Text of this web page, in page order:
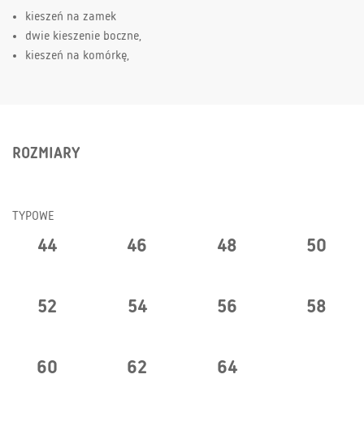
kieszeń na zamek
dwie kieszenie boczne,
kieszeń na komórkę,
ROZMIARY
TYPOWE
44 46 48 50
52 54 56 58
60 62 64